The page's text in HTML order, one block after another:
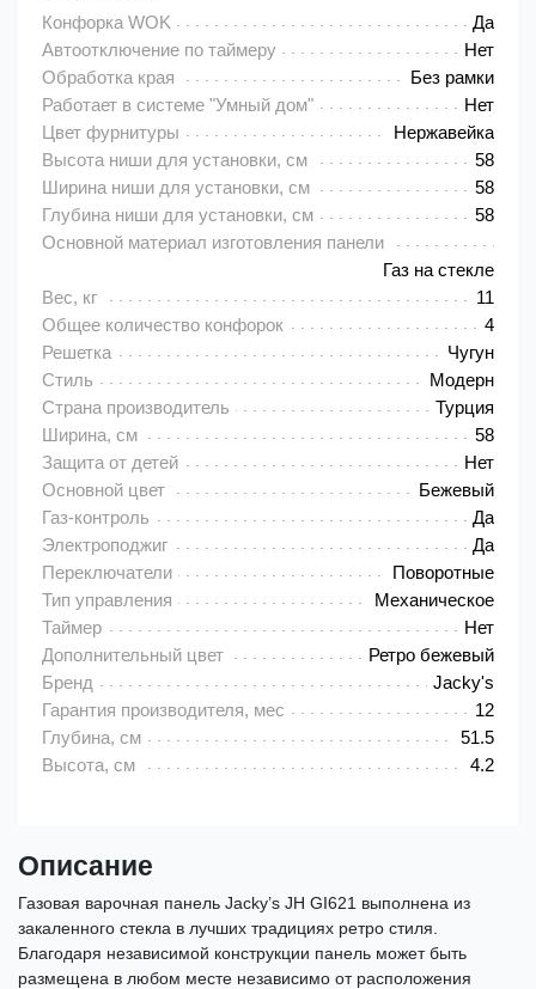
Конфорка WOK
Да
Автоотключение по таймеру
Нет
Обработка края
Без рамки
Работает в системе "Умный дом"
Нет
Цвет фурнитуры
Нержавейка
Высота ниши для установки, см
58
Ширина ниши для установки, см
58
Глубина ниши для установки, см
58
Основной материал изготовления панели
Газ на стекле
Вес, кг
11
Общее количество конфорок
4
Решетка
Чугун
Стиль
Модерн
Страна производитель
Турция
Ширина, см
58
Защита от детей
Нет
Основной цвет
Бежевый
Газ-контроль
Да
Электроподжиг
Да
Переключатели
Поворотные
Тип управления
Механическое
Таймер
Нет
Дополнительный цвет
Ретро бежевый
Бренд
Jacky's
Гарантия производителя, мес
12
Глубина, см
51.5
Высота, см
4.2
Описание
Газовая варочная панель Jacky’s JH GI621 выполнена из
закаленного стекла в лучших традициях ретро стиля.
Благодаря независимой конструкции панель может быть
размещена в любом месте независимо от расположения